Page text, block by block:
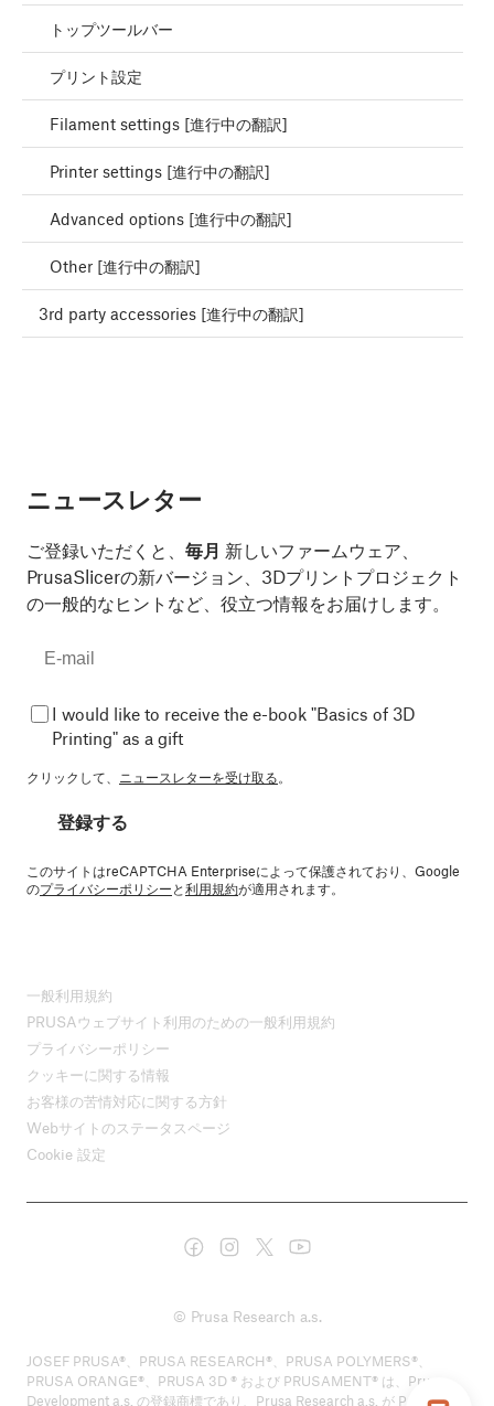
トップツールバー
プリント設定
Filament settings [進行中の翻訳]
Printer settings [進行中の翻訳]
Advanced options [進行中の翻訳]
Other [進行中の翻訳]
3rd party accessories [進行中の翻訳]
ニュースレター
ご登録いただくと、 毎月 新しいファームウェア、
PrusaSlicerの新バージョン、3Dプリントプロジェクト
の一般的なヒントなど、役立つ情報をお届けします。
I would like to receive the e-book "Basics of 3D
Printing" as a gift
クリックして、 ニュースレターを受け取る。
登録する
このサイトはreCAPTCHA Enterpriseによって保護されており、Google
のプライバシーポリシーと利用規約が適用されます。
一般利用規約
PRUSAウェブサイト利用のための一般利用規約
プライバシーポリシー
クッキーに関する情報
お客様の苦情対応に関する方針
Webサイトのステータスページ
Cookie 設定
© Prusa Research a.s.
JOSEF PRUSA®、PRUSA RESEARCH®、PRUSA POLYMERS®、
PRUSA ORANGE®、PRUSA 3D ® および PRUSAMENT® は、Prusa
Development a.s. の登録商標であり、Prusa Research a.s. が Prusa